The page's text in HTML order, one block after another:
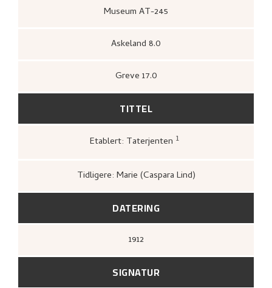
Museum AT-245
Askeland 8.0
Greve 17.0
TITTEL
Etablert: Taterjenten 1
Tidligere: Marie (Caspara Lind)
DATERING
1912
SIGNATUR